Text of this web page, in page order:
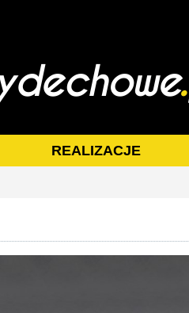
REALIZACJE